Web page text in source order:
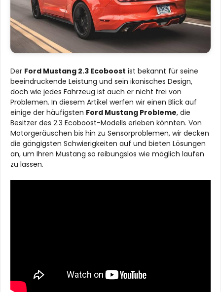
Der Ford Mustang 2.3 Ecoboost ist bekannt für seine
beeindruckende Leistung und sein ikonisches Design,
doch wie jedes Fahrzeug ist auch er nicht frei von
Problemen. In diesem Artikel werfen wir einen Blick auf
einige der häufigsten Ford Mustang Probleme, die
Besitzer des 2.3 Ecoboost-Modells erleben könnten. Von
Motorgeräuschen bis hin zu Sensorproblemen, wir decken
die gängigsten Schwierigkeiten auf und bieten Lösungen
an, um Ihren Mustang so reibungslos wie möglich laufen
zu lassen.